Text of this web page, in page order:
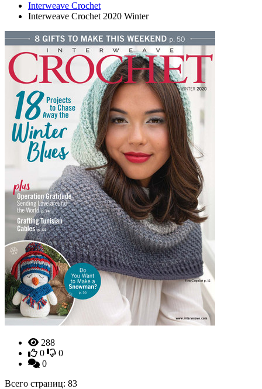
Interweave Crochet
Interweave Crochet 2020 Winter
288
0
0
0
Всего страниц: 83